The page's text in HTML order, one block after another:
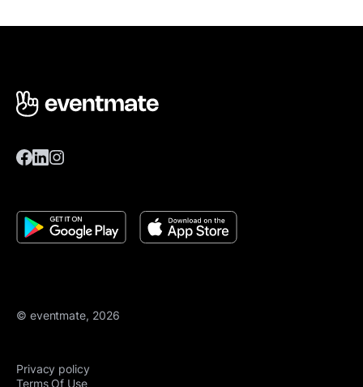
© eventmate, 2026
Privacy policy
Terms Of Use